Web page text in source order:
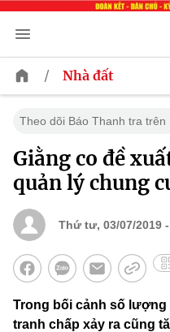
/ Nhà đất
Theo dõi Báo Thanh tra trên
Giằng co đề
quản lý chung
Thứ tư, 03/07/2019
Trong bối cảnh số
tranh chấp xảy ra cũng